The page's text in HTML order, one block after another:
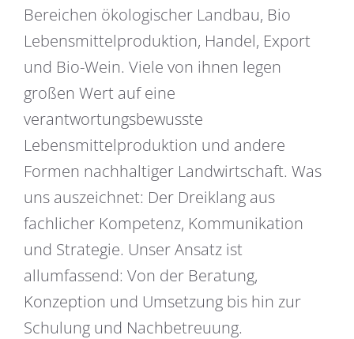
Bereichen ökologischer Landbau, Bio
Lebensmittelproduktion, Handel, Export
und Bio-Wein. Viele von ihnen legen
großen Wert auf eine
verantwortungsbewusste
Lebensmittelproduktion und andere
Formen nachhaltiger Landwirtschaft. Was
uns auszeichnet: Der Dreiklang aus
fachlicher Kompetenz, Kommunikation
und Strategie. Unser Ansatz ist
allumfassend: Von der Beratung,
Konzeption und Umsetzung bis hin zur
Schulung und Nachbetreuung.